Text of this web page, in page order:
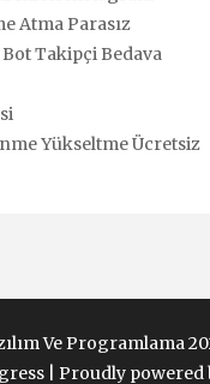
Atma Parasız
Takipçi Bedava
Yükseltme Ücretsiz
Ve Programlama
| Proudly powered